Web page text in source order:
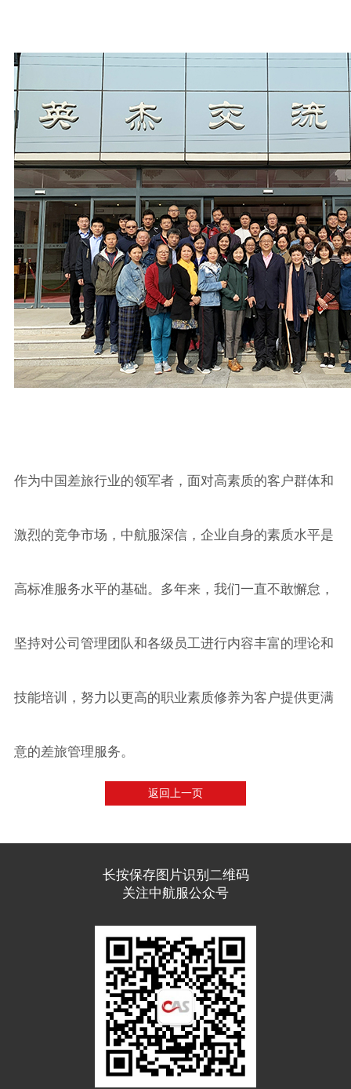
作为中国差旅行业的领军者，面对高素质的客户群体和
激烈的竞争市场，中航服深信，企业自身的素质水平是
高标准服务水平的基础。多年来，我们一直不敢懈怠，
坚持对公司管理团队和各级员工进行内容丰富的理论和
技能培训，努力以更高的职业素质修养为客户提供更满
意的差旅管理服务。
返回上一页
长按保存图片识别二维码
关注中航服公众号